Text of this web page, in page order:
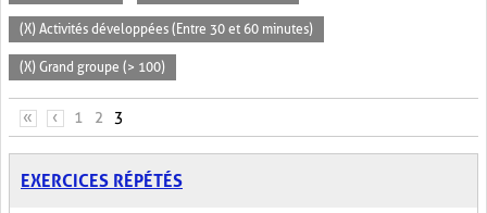
(X) Activités développées (Entre 30 et 60 minutes)
(X) Grand groupe (> 100)
PAGES
« ‹ 1 2 3
EXERCICES RÉPÉTÉS